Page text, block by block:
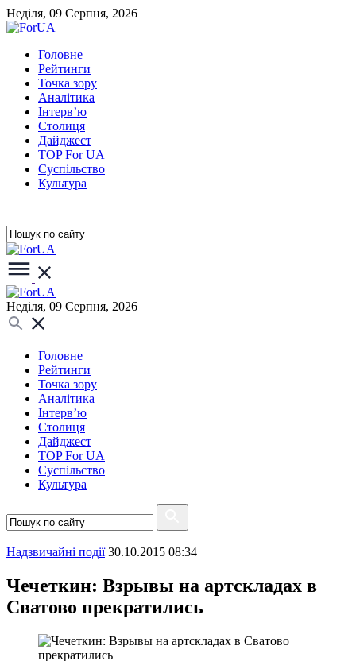
Неділя, 09 Серпня, 2026
Головне
Рейтинги
Точка зору
Аналітика
Інтерв’ю
Столиця
Дайджест
TOP For UA
Суспiльство
Культура
Неділя, 09 Серпня, 2026
Головне
Рейтинги
Точка зору
Аналітика
Інтерв’ю
Столиця
Дайджест
TOP For UA
Суспiльство
Культура
Надзвичайні події 30.10.2015 08:34
Чечеткин: Взрывы на артскладах в
Сватово прекратились